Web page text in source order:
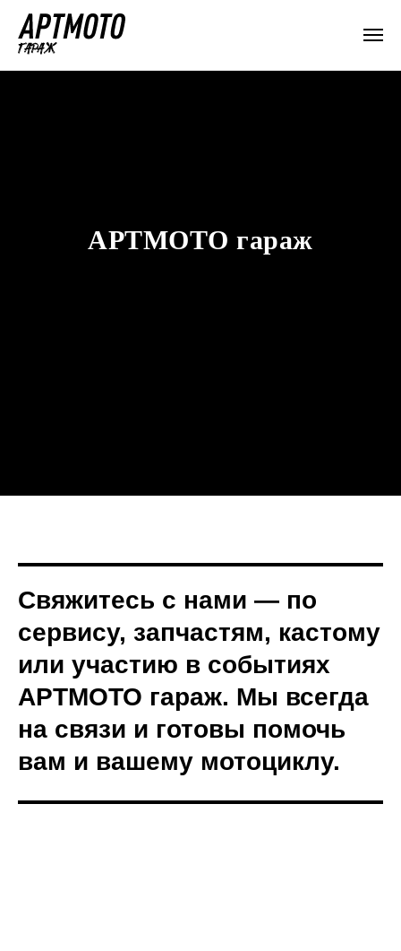
АРТМОТО гараж
Свяжитесь с нами — по
сервису, запчастям, кастому
или участию в событиях
АРТМОТО гараж. Мы всегда
на связи и готовы помочь
вам и вашему мотоциклу.